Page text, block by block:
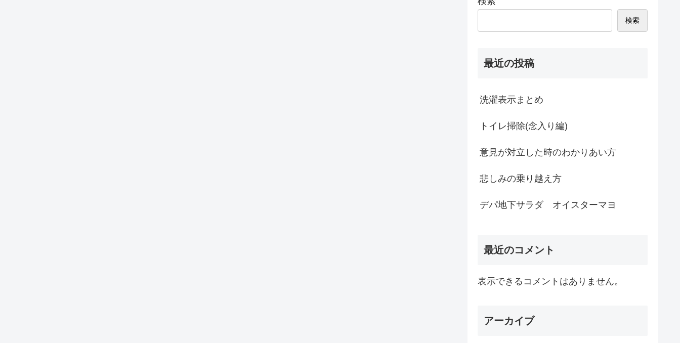
検索
最近の投稿
洗濯表示まとめ
トイレ掃除(念入り編)
意見が対立した時のわかりあい方
悲しみの乗り越え方
デパ地下サラダ オイスターマヨ
最近のコメント
表示できるコメントはありません。
アーカイブ